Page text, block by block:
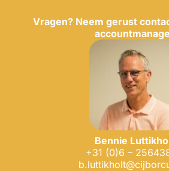
Vragen? Neem gerust
Bennie
+31 (0)6 –